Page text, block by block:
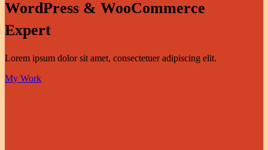
WordPress & WooCommerce
Expert
Lorem ipsum dolor sit amet, consectetuer adipiscing elit.
My Work